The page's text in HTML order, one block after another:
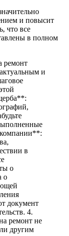
и повысит
что все
в полном
ремонт
и
в
о
о
документ
4.
ремонт не
другим